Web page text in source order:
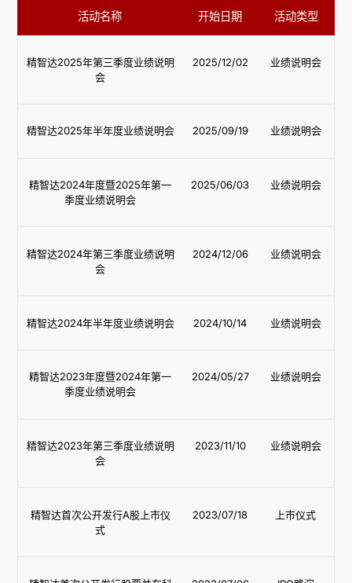
活动名称 开始日期 活动类型
精智达2025年第三季度业绩说明
会
2025/12/02 业绩说明会
精智达2025年半年度业绩说明会 2025/09/19 业绩说明会
精智达2024年度暨2025年第一
季度业绩说明会
2025/06/03 业绩说明会
精智达2024年第三季度业绩说明
会
2024/12/06 业绩说明会
精智达2024年半年度业绩说明会 2024/10/14 业绩说明会
精智达2023年度暨2024年第一
季度业绩说明会
2024/05/27 业绩说明会
精智达2023年第三季度业绩说明
会
2023/11/10 业绩说明会
精智达首次公开发行A股上市仪
式
2023/07/18 上市仪式